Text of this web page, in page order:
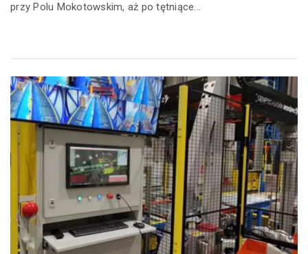
przy Polu Mokotowskim, aż po tętniące...